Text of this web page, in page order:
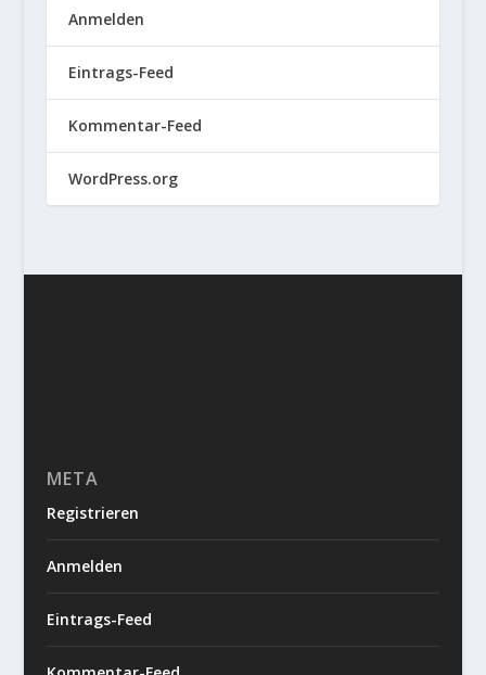
Anmelden
Eintrags-Feed
Kommentar-Feed
WordPress.org
META
Registrieren
Anmelden
Eintrags-Feed